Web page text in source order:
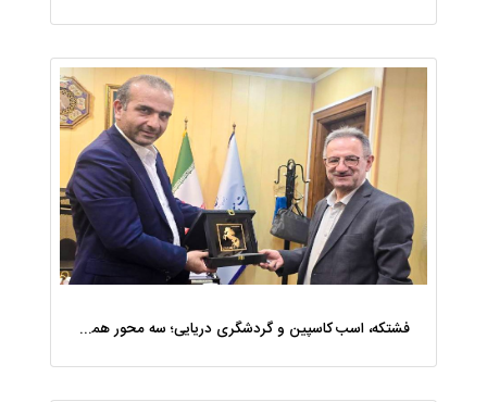
فشتکه، اسب کاسپین و گردشگری دریایی؛ سه محور همکاری منطقه آزاد انزلی با وزارت میراث‌ فرهنگی